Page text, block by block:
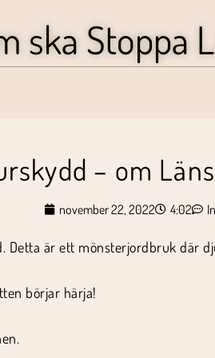
ska Stoppa
– om
november 22, 2022 4:02
Detta är ett mönsterjordbruk där
börjar härja!